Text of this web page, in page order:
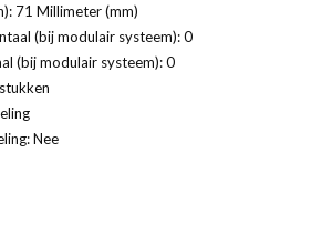
71 Millimeter (mm)
(bij modulair systeem): 0
(bij modulair systeem): 0
Nee